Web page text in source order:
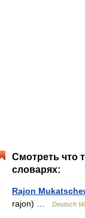
Смотреть что
словарях:
Rajon
rajon) …
Deutsch